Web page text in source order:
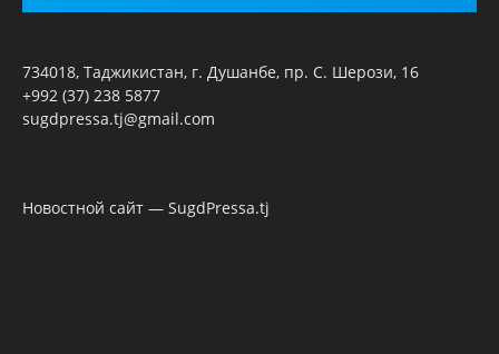
734018, Таджикистан, г. Душанбе, пр. С. Шерози, 16
+992 (37) 238 5877
sugdpressa.tj@gmail.com
Новостной сайт — SugdPressa.tj